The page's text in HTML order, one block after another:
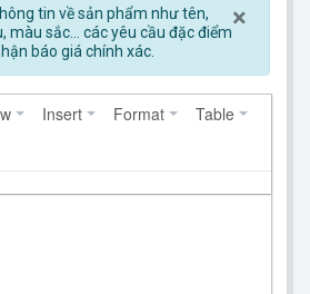
×
tin về sản phẩm như tên,
màu sắc... các yêu cầu đặc điểm
báo giá chính xác.
Insert Format
Table